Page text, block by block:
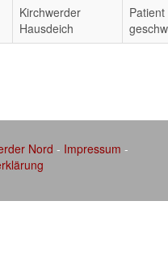
Kirchwerder
Hausdeich
Nord - Impressum -